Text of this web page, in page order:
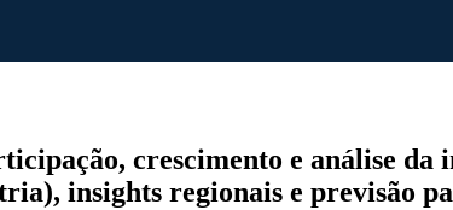
crescimento e análise
insights regionais e previsão